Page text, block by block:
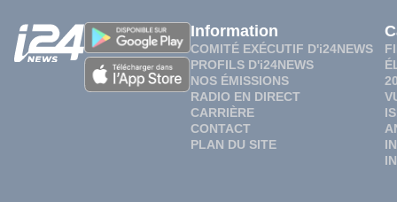
Information
COMITÉ EXÉCUTIF D'i24NEWS
PROFILS D'i24NEWS
NOS ÉMISSIONS
RADIO EN DIRECT
CARRIÈRE
CONTACT
PLAN DU SITE